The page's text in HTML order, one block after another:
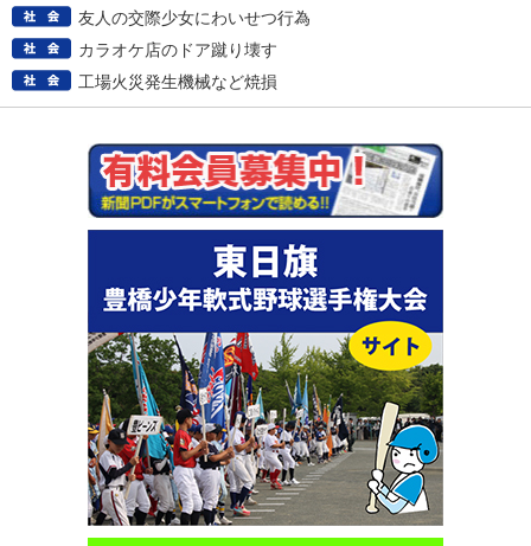
友人の交際少女にわいせつ行為
カラオケ店のドア蹴り壊す
工場火災発生機械など焼損